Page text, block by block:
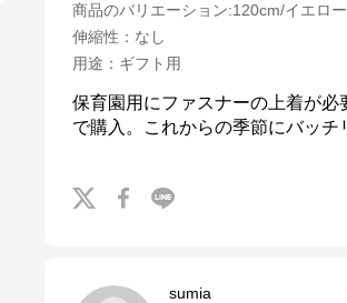
商品のバリエーション:120cm/イエロ
伸縮性 ： なし
用途 ： ギフト用
保育園用にファスナーの上着が
で購入。これからの季節にバッチ
sumia